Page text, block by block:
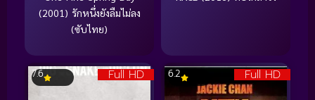
(2001) รักหนึ่งยังลืมไม่ลง
(ซับไทย)
Full HD
7.6 Full HD
6.2